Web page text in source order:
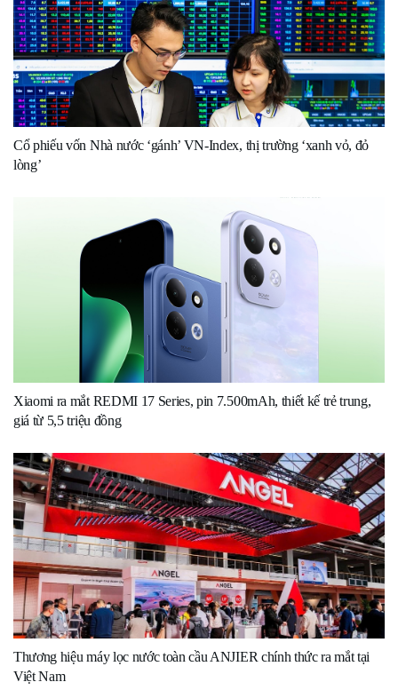
Cổ phiếu vốn Nhà nước ‘gánh’ VN-Index, thị trường ‘xanh vỏ, đỏ
lòng’
Xiaomi ra mắt REDMI 17 Series, pin 7.500mAh, thiết kế trẻ trung,
giá từ 5,5 triệu đồng
Thương hiệu máy lọc nước toàn cầu ANJIER chính thức ra mắt tại
Việt Nam